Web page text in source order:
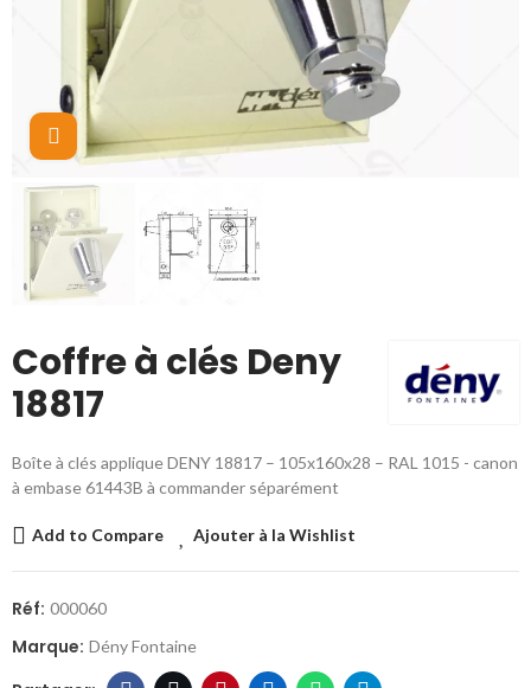
Cliquez pour agrandir
Coffre à clés Deny
18817
Boîte à clés applique DENY 18817 – 105x160x28 – RAL 1015 - canon
à embase 61443B à commander séparément
Add to Compare Ajouter à la Wishlist
Réf: 000060
Marque: Dény Fontaine